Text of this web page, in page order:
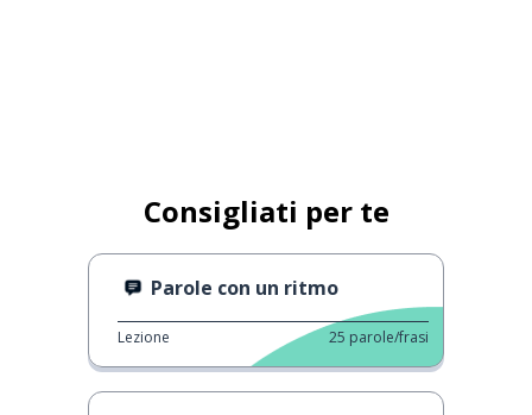
Consigliati per te
Parole con un ritmo
Lezione 25 parole/frasi